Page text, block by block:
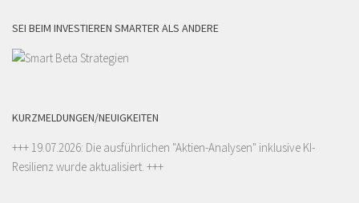
SEI BEIM INVESTIEREN SMARTER ALS ANDERE
KURZMELDUNGEN/NEUIGKEITEN
+++ 19.07.2026: Die ausführlichen "Aktien-Analysen" inklusive KI-
Resilienz wurde aktualisiert. +++